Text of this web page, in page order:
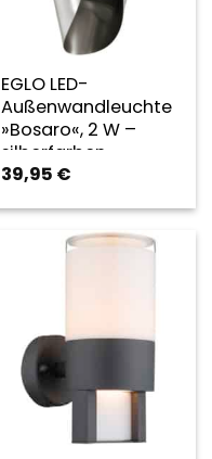
EGLO LED-
Außenwandleuchte
»Bosaro«, 2 W –
silberfarben
39,95 €